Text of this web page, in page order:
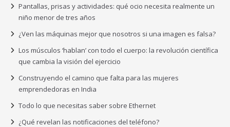
Pantallas, prisas y actividades: qué ocio necesita realmente un
niño menor de tres años
¿Ven las máquinas mejor que nosotros si una imagen es falsa?
Los músculos ‘hablan’ con todo el cuerpo: la revolución científica
que cambia la visión del ejercicio
Construyendo el camino que falta para las mujeres
emprendedoras en India
Todo lo que necesitas saber sobre Ethernet
¿Qué revelan las notificaciones del teléfono?